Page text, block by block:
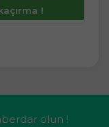
!
olun !